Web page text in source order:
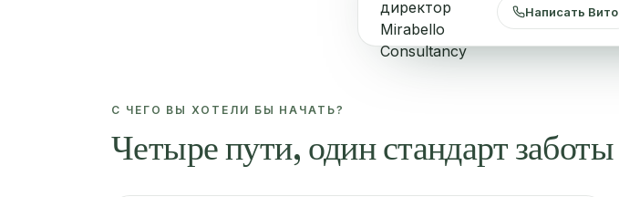
Написать Вито
С ЧЕГО ВЫ ХОТЕЛИ БЫ НАЧАТЬ?
Четыре пути, один стандарт заботы